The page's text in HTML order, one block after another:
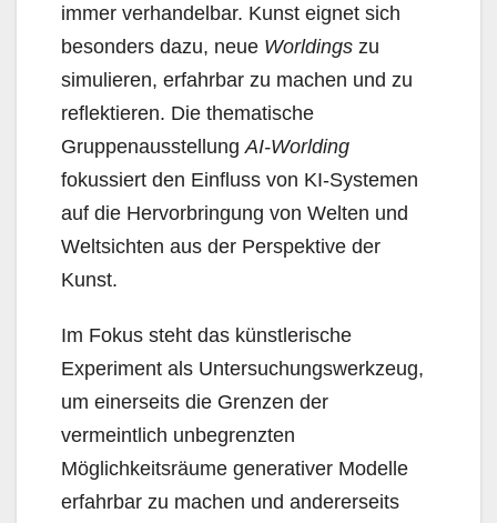
immer verhandelbar. Kunst eignet sich
besonders dazu, neue Worldings zu
simulieren, erfahrbar zu machen und zu
reflektieren. Die thematische
GruppenausstellungAI-Worlding
fokussiert den Einfluss von KI-Systemen
auf die Hervorbringung von Welten und
Weltsichten aus der Perspektive der
Kunst.
Im Fokus steht das künstlerische
Experiment als Untersuchungswerkzeug,
um einerseits die Grenzen der
vermeintlich unbegrenzten
Möglichkeitsräume generativer Modelle
erfahrbar zu machen und andererseits